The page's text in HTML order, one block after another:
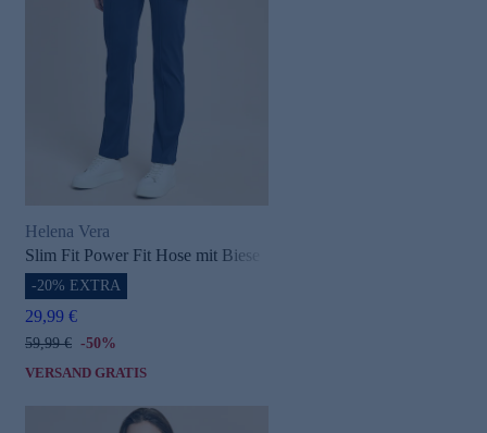
Helena Vera
Slim Fit Power Fit Hose mit Biese
-20% EXTRA
29,99 €
59,99 € -50%
VERSAND GRATIS